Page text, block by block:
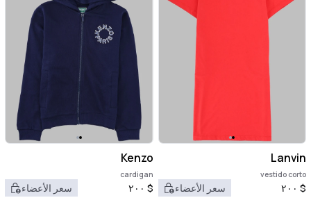
Lanvin
vestido corto
$ ٢٠٠ سعر الأعضاء
Kenzo
cardigan
$ ٢٠٠ سعر الأعضاء